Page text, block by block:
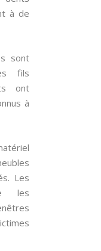
à de
sont
fils
ont
à
Les
les